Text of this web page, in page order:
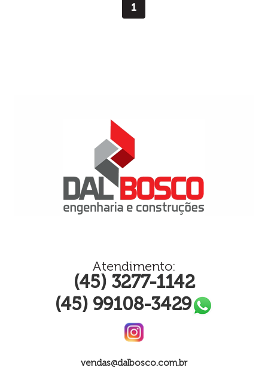
1
Atendimento:
(45) 3277-1142
(45) 99108-3429
vendas@dalbosco.com.br